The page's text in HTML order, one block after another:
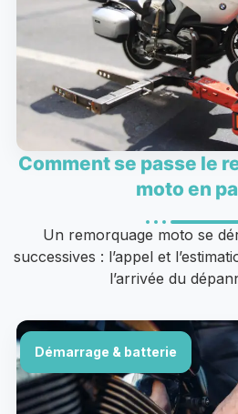
Comment se passe le
moto en
Un remorquage moto se
successives : l’appel et
l’arrivée du
Démarrage & batterie